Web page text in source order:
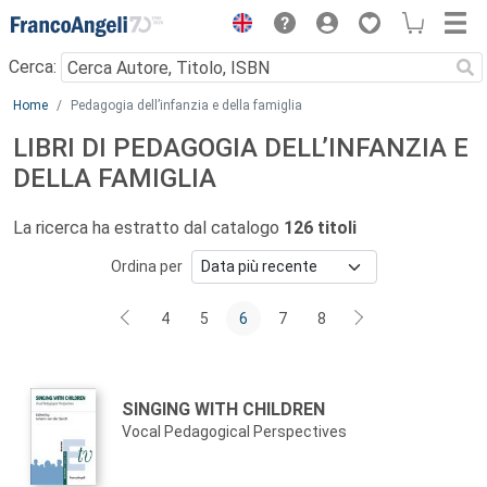
Menu
Cerca:
Main content
Home Pedagogia dell’infanzia e della famiglia
LIBRI DI PEDAGOGIA DELL’INFANZIA E
DELLA FAMIGLIA
La ricerca ha estratto dal catalogo 126 titoli
Ordina per
4 5 6 7 8
Autori:
Titolo:
SINGING WITH CHILDREN
Vocal Pedagogical Perspectives